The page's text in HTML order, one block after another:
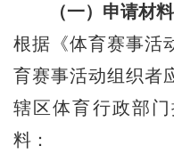
（一）申请材料
根据《体育赛事活
育赛事活动组织者
辖区体育行政部
料：